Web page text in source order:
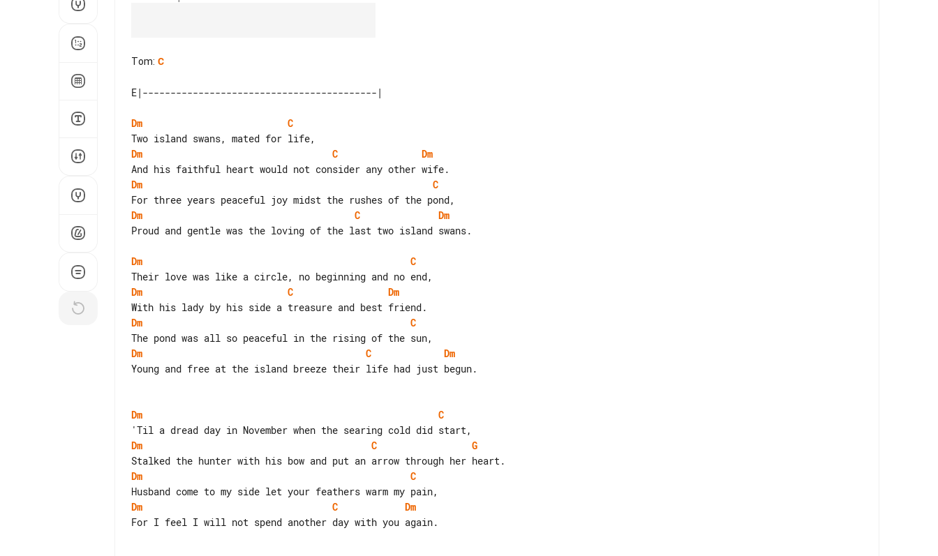
Tom: C
Dm
C
Dm
C
Dm
Dm
C
Dm
C
Dm
Proud and gentle was the loving of the last two island swans.
Dm
C
Dm
C
Dm
Dm
C
Dm
C
Dm
Young and free at the island breeze their life had just begun.
Dm
C
Dm
C
G
Dm
C
Dm
C
Dm
For I feel I will not spend another day with you again.